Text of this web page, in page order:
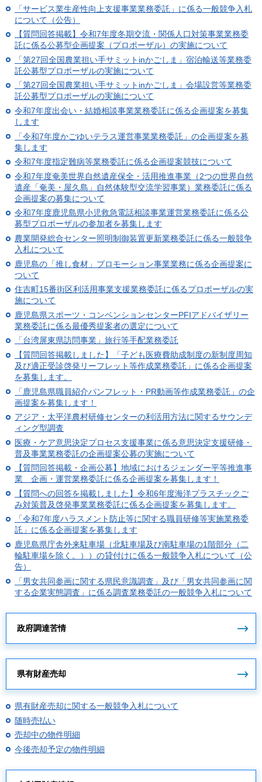
「サービス業生産性向上支援事業業務委託」に係る一般競争入札
について（公告）
【質問回答掲載】令和7年度冬期交流・関係人口対策事業業務委
託に係る公募型企画提案（プロポーザル）の実施について
「第27回全国農業担い手サミットinかごしま」宿泊輸送等業務委
託公募型プロポーザルの実施について
「第27回全国農業担い手サミットinかごしま」会場設営等業務委
託公募型プロポーザルの実施について
令和7年度出会い・結婚相談事業業務委託に係る企画提案を募集
します
「令和7年度かごゆいテラス運営事業業務委託」の企画提案を募
集します
令和7年度指定難病等業務委託に係る企画提案競技について
令和7年度奄美世界自然遺産保全・活用推進事業（2つの世界自然
遺産「奄美・屋久島」自然体験型交流学習事業）業務委託に係る
企画提案の募集について
令和7年度鹿児島県小児救急電話相談事業運営業務委託に係る公
募型プロポーザルの参加者を募集します
農業開発総合センター照明制御装置更新業務委託に係る一般競争
入札について
鹿児島の「推し食材」プロモーション事業業務に係る企画提案に
ついて
住吉町15番街区利活用事業支援業務委託に係るプロポーザルの実
施について
鹿児島県スポーツ・コンベンションセンターPFIアドバイザリー
業務委託に係る最優秀提案者の選定について
「台湾屏東県訪問事業」旅行等手配業務委託
【質問回答掲載しました】「子ども医療費助成制度の新制度周知
及び適正受診啓発リーフレット等作成業務委託」に係る企画提案
を募集します。
「鹿児島県職員紹介パンフレット・PR動画等作成業務委託」の企
画提案を募集します！
アジア・太平洋農村研修センターの利活用方法に関するサウンデ
ィング型調査
医療・ケア意思決定プロセス支援事業に係る意思決定支援研修・
普及事業業務委託の企画提案公募の実施について
【質問回答掲載・企画公募】地域におけるジェンダー平等推進事
業 企画・運営業務委託に係る企画提案を募集します！
【質問への回答を掲載しました】令和6年度海洋プラスチックご
み対策普及啓発事業業務委託に係る企画提案を募集します。
「令和7年度ハラスメント防止等に関する職員研修等実施業務委
託」に係る企画提案を募集します
鹿児島県庁舎外来駐車場（北駐車場及び南駐車場の1階部分（二
輪駐車場を除く。））の貸付けに係る一般競争入札について（公
告）
「男女共同参画に関する県民意識調査」及び「男女共同参画に関
する企業実態調査」に係る調査業務委託の一般競争入札について
政府調達苦情
県有財産売却
県有財産売却に関する一般競争入札について
随時売払い
売却中の物件明細
今後売却予定の物件明細